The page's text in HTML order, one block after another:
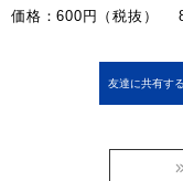
価格：600円（税抜）
友達に共有する